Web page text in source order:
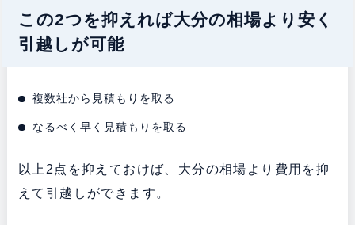
この2つを抑えれば大分の相場より安く
引越しが可能
複数社から見積もりを取る
なるべく早く見積もりを取る
以上2点を抑えておけば、大分の相場より費用を抑
えて引越しができます。